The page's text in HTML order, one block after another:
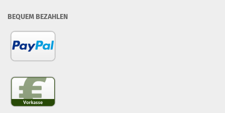
BEQUEM BEZAHLEN